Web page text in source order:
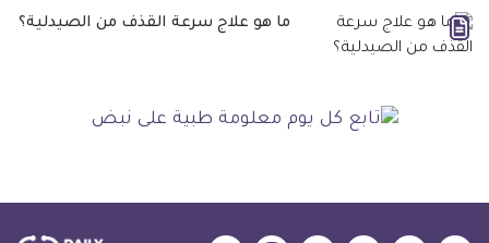
ما هو علاج سرعة القذف من الصيدلية؟